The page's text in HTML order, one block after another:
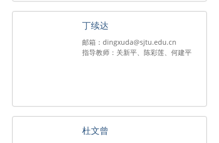
丁续达
邮箱：dingxuda@sjtu.edu.cn
指导教师：关新平、陈彩莲、何建平
杜文曾